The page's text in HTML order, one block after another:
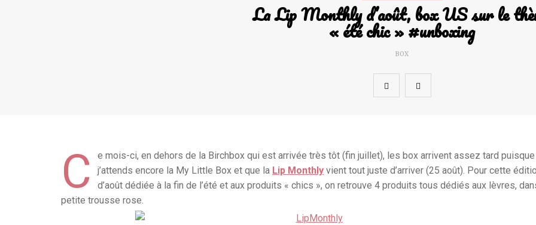
La Lip Monthly d’août, box US sur le
« été chic » #unboxing
BOX
C
e mois-ci, en dehors de la Birchbox qui est arrivée très tôt (fin juillet), les box arrivent assez tard puisque
j’attends encore la My Little Box et que la Lip Monthly vient tout juste d’arriver (25 août). Pour cette
d’août dédiée à la fin de l’été et aux produits « chics », on retrouve 4 produits tous dédiés aux lèvres,
petite trousse rose.